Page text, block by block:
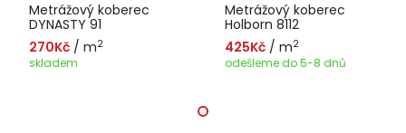
Metrážový koberec
DYNASTY 91
270Kč / m2
skladem
Metrážový koberec
Holborn 8112
425Kč / m2
odešleme do 5-8 dnů